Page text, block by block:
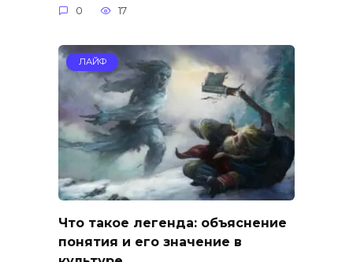
0 17
ЛАЙФ
Что такое легенда: объяснение
понятия и его значение в